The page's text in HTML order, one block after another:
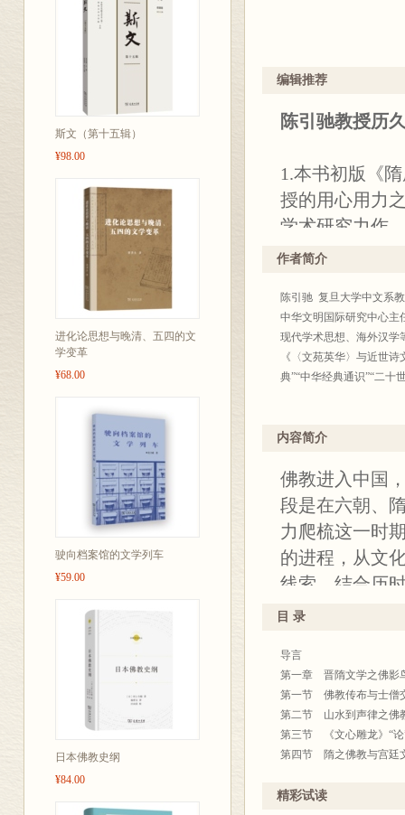
斯文（第十五辑）
¥98.00
进化论思想与晚清、五四的文
学变革
¥68.00
驶向档案馆的文学列车
¥59.00
日本佛教史纲
¥84.00
编辑推荐
陈引驰教授历
1.本书初版《
授的用心用力
学术研究力作
2.本次以繁体
4.作者陈引驰
个基本点，相
漓。
作者简介
陈引驰 复旦大学中文系
中华文明国际研究中心
现代学术思想、海外汉学
《〈文苑英华〉与近世
典”“中华经典通识”“二十
内容简介
佛教进入中国
段是在六朝、
力爬梳这一时
的进程，从文
线索，结合历
响，诠说中古
最为妥帖的理
也反映了其研
在古代文化史
唐的中古时代
史、多元宗教
目 录
导言
第一章 晋隋文学之佛影
第一节 佛教传布与士僧
第二节 山水到声律之佛
第三节 《文心雕龙》“论
第四节 隋之佛教与宫廷
第一节 李白：道佛交影
精彩试读